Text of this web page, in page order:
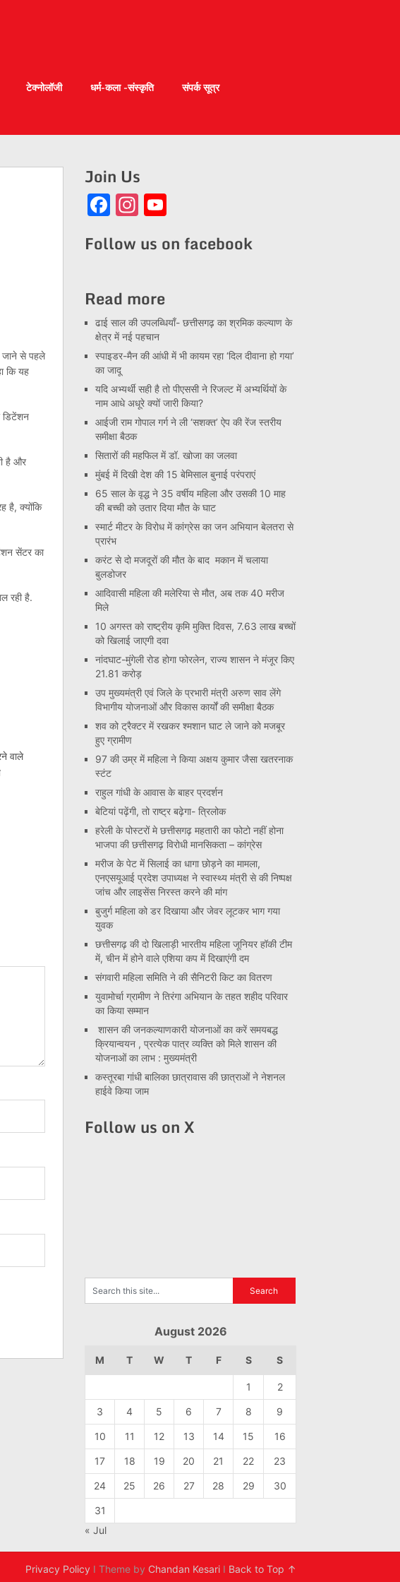
टेक्नोलॉजी धर्म-कला -संस्कृति
संपर्क सूत्र
जाने से पहले
कि यह
डिटेंशन
है और
है, क्योंकि
सेंटर का
रही है.
वाले
Join Us
Facebook
Instagram
Follow us on facebook
Read more
ढाई साल की उपलब्धियाँ- छत्तीसगढ़ का श्रमिक कल्याण के
क्षेत्र में नई पहचान
स्पाइडर-मैन की आंधी में भी कायम रहा ‘दिल दीवाना हो गया’
का जादू
यदि अभ्यर्थी सही है तो पीएससी ने रिजल्ट में अभ्यर्थियों के
नाम आधे अधूरे क्यों जारी किया?
आईजी राम गोपाल गर्ग ने ली ‘सशक्त’ ऐप की रेंज स्तरीय
समीक्षा बैठक
सितारों की महफिल में डॉ. खोजा का जलवा
मुंबई में दिखी देश की 15 बेमिसाल बुनाई परंपराएं
65 साल के वृद्ध ने 35 वर्षीय महिला और उसकी 10 माह
की बच्ची को उतार दिया मौत के घाट
स्मार्ट मीटर के विरोध में कांग्रेस का जन अभियान बेलतरा से
प्रारंभ
करंट से दो मजदूरों की मौत के बाद मकान में चलाया
बुलडोजर
आदिवासी महिला की मलेरिया से मौत, अब तक 40 मरीज
मिले
10 अगस्त को राष्ट्रीय कृमि मुक्ति दिवस, 7.63 लाख बच्चों
को खिलाई जाएगी दवा
नांदघाट-मुंगेली रोड होगा फोरलेन, राज्य शासन ने मंजूर किए
21.81 करोड़
उप मुख्यमंत्री एवं जिले के प्रभारी मंत्री अरुण साव लेंगे
विभागीय योजनाओं और विकास कार्यों की समीक्षा बैठक
शव को ट्रैक्टर में रखकर श्मशान घाट ले जाने को मजबूर
हुए ग्रामीण
97 की उम्र में महिला ने किया अक्षय कुमार जैसा खतरनाक
स्टंट
राहुल गांधी के आवास के बाहर प्रदर्शन
बेटियां पढ़ेंगी, तो राष्ट्र बढ़ेगा- त्रिलोक
हरेली के पोस्टरों मे छत्तीसगढ़ महतारी का फोटो नहीं होना
भाजपा की छत्तीसगढ़ विरोधी मानसिकता – कांग्रेस
मरीज के पेट में सिलाई का धागा छोड़ने का मामला,
एनएसयूआई प्रदेश उपाध्यक्ष ने स्वास्थ्य मंत्री से की निष्पक्ष
जांच और लाइसेंस निरस्त करने की मांग
बुजुर्ग महिला को डर दिखाया और जेवर लूटकर भाग गया
युवक
छत्तीसगढ़ की दो खिलाड़ी भारतीय महिला जूनियर हॉकी टीम
में, चीन में होने वाले एशिया कप में दिखाएंगी दम
संगवारी महिला समिति ने की सैनिटरी किट का वितरण
युवामोर्चा ग्रामीण ने तिरंगा अभियान के तहत शहीद परिवार
का किया सम्मान
शासन की जनकल्याणकारी योजनाओं का करें समयबद्ध
क्रियान्वयन , प्रत्येक पात्र व्यक्ति को मिले शासन की
योजनाओं का लाभ : मुख्यमंत्री
कस्तूरबा गांधी बालिका छात्रावास की छात्राओं ने नेशनल
हाईवे किया जाम
Follow us on X
August 2026
M T W T F S S
1 2
3 4 5 6 7 8 9
10 11 12 13 14 15 16
17 18 19 20 21 22 23
24 25 26 27 28 29 30
31
« Jul
Privacy Policy I Theme by Chandan Kesari I Back to Top ↑